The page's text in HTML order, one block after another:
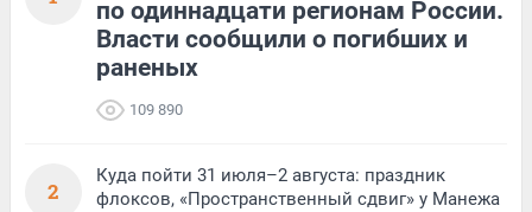
по одиннадцати регионам России.
Власти сообщили о погибших и
раненых
109 890
2
Куда пойти 31 июля–2 августа: праздник
флоксов, «Пространственный сдвиг» у Манежа